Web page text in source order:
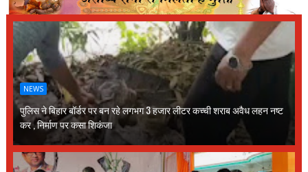
NEWS
पुलिस ने बिहार बॉर्डर पर बन रहे लगभग 3 हजार लीटर कच्ची शराब अवैध लहन नष्ट
कर , निर्माण पर कसा शिकंजा